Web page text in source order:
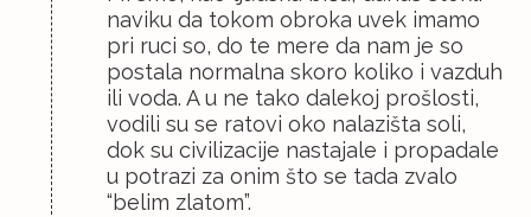
naviku da tokom obroka uvek imamo
pri ruci so, do te mere da nam je so
postala normalna skoro koliko i vazduh
ili voda. A u ne tako dalekoj prošlosti,
vodili su se ratovi oko nalazišta soli,
dok su civilizacije nastajale i propadale
u potrazi za onim što se tada zvalo
“belim zlatom”.